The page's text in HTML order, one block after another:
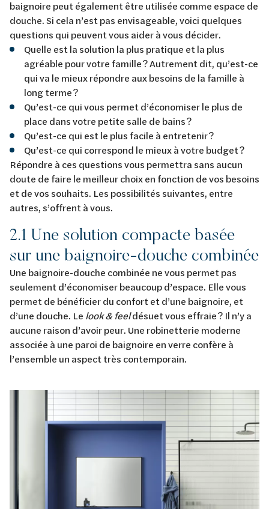
baignoire peut également être utilisée comme espace de
douche. Si cela n’est pas envisageable, voici quelques
questions qui peuvent vous aider à vous décider.
Quelle est la solution la plus pratique et la plus
agréable pour votre famille ? Autrement dit, qu’est-ce
qui va le mieux répondre aux besoins de la famille à
long terme ?
Qu’est-ce qui vous permet d’économiser le plus de
place dans votre petite salle de bains ?
Qu’est-ce qui est le plus facile à entretenir ?
Qu’est-ce qui correspond le mieux à votre budget ?
Répondre à ces questions vous permettra sans aucun
doute de faire le meilleur choix en fonction de vos besoins
et de vos souhaits. Les possibilités suivantes, entre
autres, s’offrent à vous.
2.1 Une solution compacte basée
sur une baignoire-douche combinée
Une baignoire-douche combinée ne vous permet pas
seulement d’économiser beaucoup d’espace. Elle vous
permet de bénéficier du confort et d’une baignoire, et
d’une douche. Le look & feeldésuet vous effraie ? Il n’y a
aucune raison d’avoir peur. Une robinetterie moderne
associée à une paroi de baignoire en verre confère à
l’ensemble un aspect très contemporain.